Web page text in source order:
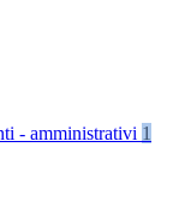
- amministrativi 1